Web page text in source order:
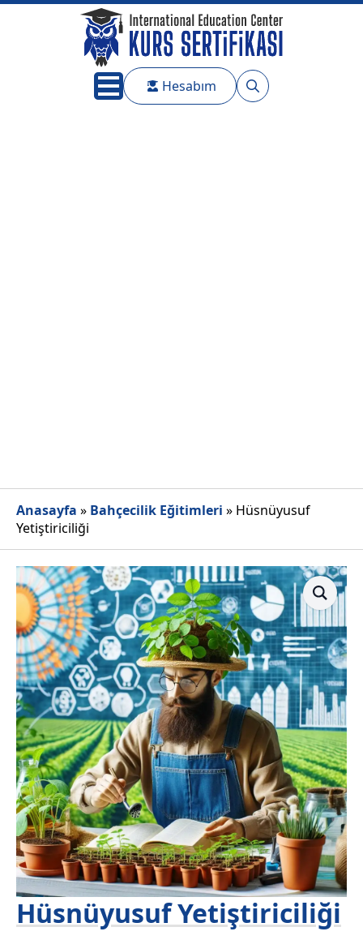
Hesabım
Anasayfa » Bahçecilik Eğitimleri » Hüsnüyusuf
Yetiştiriciliği
Hüsnüyusuf Yetiştiriciliği